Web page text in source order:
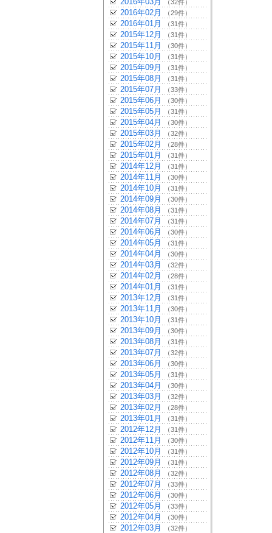
（32件）
2016年02月 （29件）
2016年01月 （31件）
2015年12月 （31件）
2015年11月 （30件）
2015年10月 （31件）
2015年09月 （31件）
2015年08月 （31件）
2015年07月 （33件）
2015年06月 （30件）
2015年05月 （31件）
2015年04月 （30件）
2015年03月 （32件）
2015年02月 （28件）
2015年01月 （31件）
2014年12月 （31件）
2014年11月 （30件）
2014年10月 （31件）
2014年09月 （30件）
2014年08月 （31件）
2014年07月 （31件）
2014年06月 （30件）
2014年05月 （31件）
2014年04月 （30件）
2014年03月 （32件）
2014年02月 （28件）
2014年01月 （31件）
2013年12月 （31件）
2013年11月 （30件）
2013年10月 （31件）
2013年09月 （30件）
2013年08月 （31件）
2013年07月 （32件）
2013年06月 （30件）
2013年05月 （31件）
2013年04月 （30件）
2013年03月 （32件）
2013年02月 （28件）
2013年01月 （31件）
2012年12月 （31件）
2012年11月 （30件）
2012年10月 （31件）
2012年09月 （31件）
2012年08月 （32件）
2012年07月 （33件）
2012年06月 （30件）
2012年05月 （33件）
2012年04月 （30件）
2012年03月 （32件）